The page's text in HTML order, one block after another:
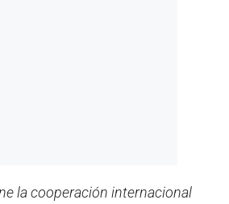
la cooperación internacional